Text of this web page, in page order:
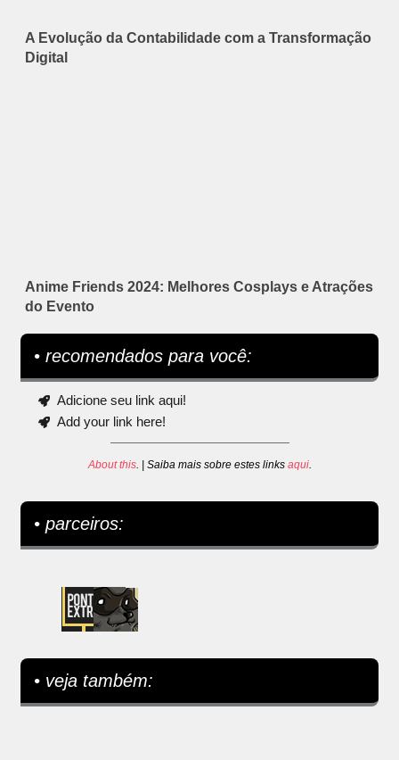
A Evolução da Contabilidade com a Transformação
Digital
Anime Friends 2024: Melhores Cosplays e Atrações
do Evento
• recomendados para você:
Adicione seu link aqui!
Add your link here!
About this. | Saiba mais sobre estes links aqui.
• parceiros:
• veja também: